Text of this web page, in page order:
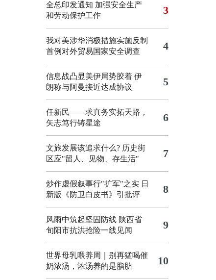
全总印发通知 加强安全生产
和劳动保护工作
3
我对美涉华消极措施实施反制
首例对外贸易国家安全调查
4
信息战凸显美伊局势胶着 伊
朗称与阿曼接近达成协议
5
任新民——求真务实拓天路，
矢志笃行铸星途
6
文旅发展该追求什么? 历史街
区应"留人、见物、存生活"
7
炒作虚假叙事行"扩军"之实 日
新版《防卫白皮书》引批评
8
风雨中筑起坚固防线 陕西省
旬阳市抗洪抢险一线见闻
9
世界母乳喂养周｜别再猛喝催
奶浓汤，浓汤养的是脂肪
10